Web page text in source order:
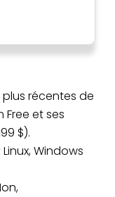
plus récentes de
et ses
$).
Windows